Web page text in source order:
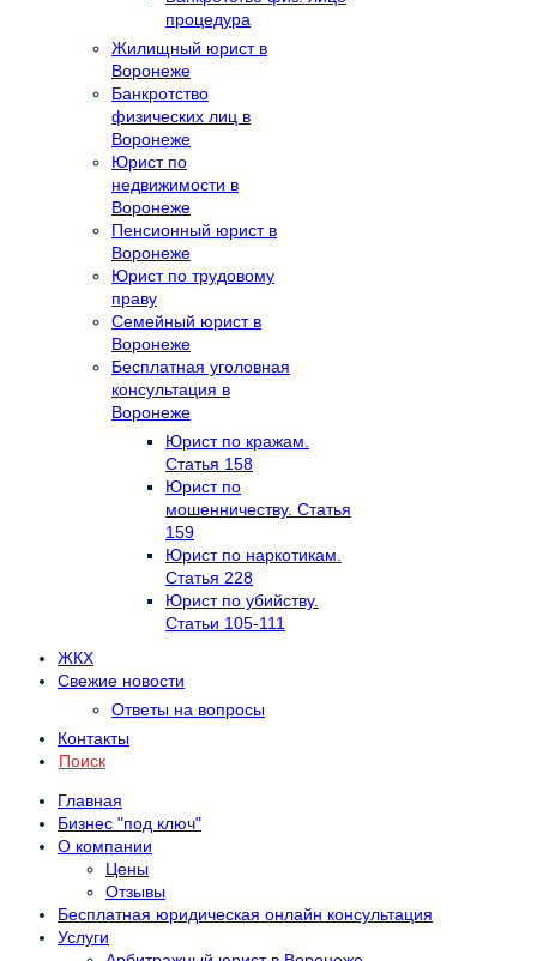
процедура
Жилищный юрист в
Воронеже
Банкротство
физических лиц в
Воронеже
Юрист по
недвижимости в
Воронеже
Пенсионный юрист в
Воронеже
Юрист по трудовому
праву
Семейный юрист в
Воронеже
Бесплатная уголовная
консультация в
Воронеже
Юрист по кражам.
Статья 158
Юрист по
мошенничеству. Статья
159
Юрист по наркотикам.
Статья 228
Юрист по убийству.
Статьи 105-111
ЖКХ
Свежие новости
Ответы на вопросы
Контакты
Поиск
Главная
Бизнес "под ключ"
О компании
Цены
Отзывы
Бесплатная юридическая онлайн консультация
Услуги